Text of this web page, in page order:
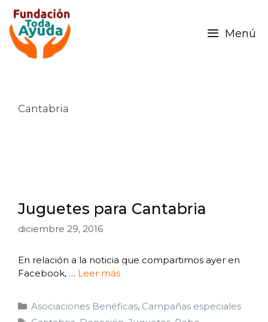
Menú
Cantabria
Juguetes para Cantabria
diciembre 29, 2016
En relación a la noticia que compartimos ayer en
Facebook, … Leer más
Asociaciones Benéficas, Campañas especiales